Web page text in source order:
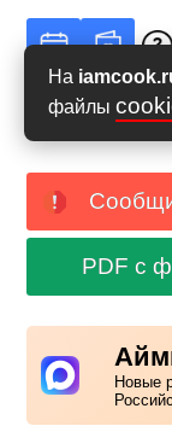
На
файлы
PDF с
Новые